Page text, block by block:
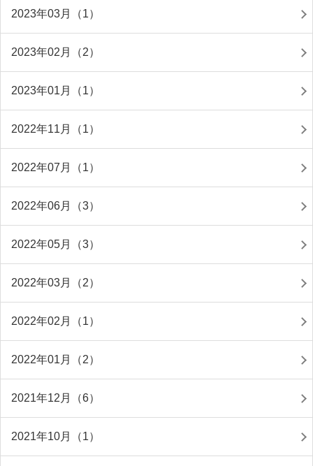
2023年03月（1）
2023年02月（2）
2023年01月（1）
2022年11月（1）
2022年07月（1）
2022年06月（3）
2022年05月（3）
2022年03月（2）
2022年02月（1）
2022年01月（2）
2021年12月（6）
2021年10月（1）